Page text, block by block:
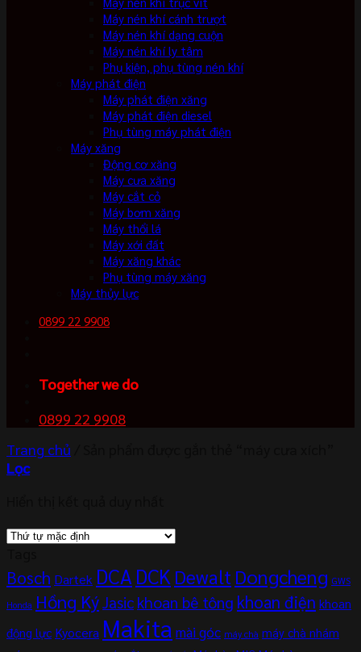
Máy nén khí cánh trượt
Máy nén khí dạng cuộn
Máy nén khí ly tâm
Phụ kiện, phụ tùng nén khí
Máy phát điện
Máy phát điện xăng
Máy phát điện diesel
Phụ tùng máy phát điện
Máy xăng
Động cơ xăng
Máy cưa xăng
Máy cắt cỏ
Máy bơm xăng
Máy thổi lá
Máy xới đất
Máy xăng khác
Phụ tùng máy xăng
Máy thủy lực
0899 22 9908
Together we do
0899 22 9908
Trang chủ
Lọc
Bosch Dartek DCA DCK Dewalt Dongcheng GWS
Honda Hồng Ký Jasic khoan bê tông khoan điện khoan
động lực Kyocera Makita mài góc máy chà máy chà nhám